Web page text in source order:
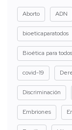
Aborto ADN
bioeticaparatodos
Bioética para todos
covid-19
Discriminación
Embriones